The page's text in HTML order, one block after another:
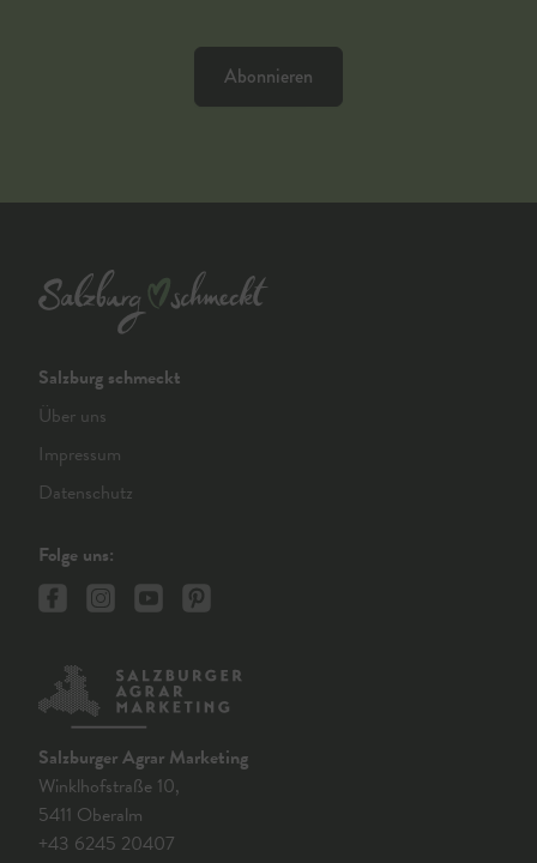
Abonnieren
Salzburg schmeckt
Über uns
Impressum
Datenschutz
Folge uns:
Salzburger Agrar Marketing
Winklhofstraße 10,
5411 Oberalm
+43 6245 20407